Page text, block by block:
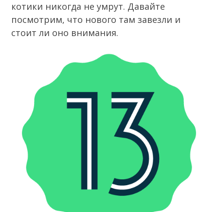
котики никогда не умрут. Давайте
посмотрим, что нового там завезли и
стоит ли оно внимания.